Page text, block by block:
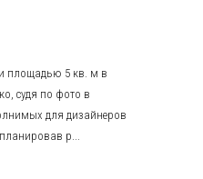
площадью 5 кв. м в
судя по фото в
для дизайнеров
р...